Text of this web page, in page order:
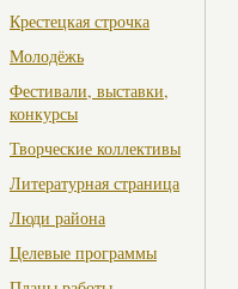
Крестецкая строчка
Молодёжь
Фестивали, выставки,
конкурсы
Творческие коллективы
Литературная страница
Люди района
Целевые программы